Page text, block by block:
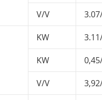
V/V
KW
KW
V/V